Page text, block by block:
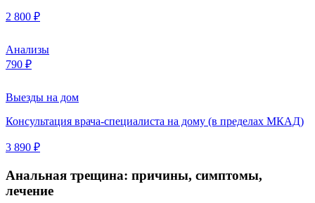
2 800 ₽
Анализы
790 ₽
Выезды на дом
Консультация врача-специалиста на дому (в пределах МКАД)
3 890 ₽
Анальная трещина: причины, симптомы,
лечение